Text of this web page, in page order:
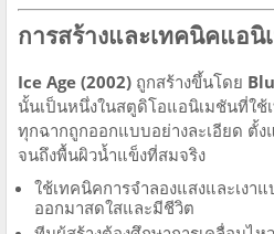
การสร้างและเทคนิคแอนิ
Ice Age (2002) ถูกสร้างขึ้นโดย
นั้นเป็นหนึ่งในสตูดิโอแอนิเมชันที่ใช้
ทุกฉากถูกออกแบบอย่างละเอียด ตั้ง
จนถึงพื้นผิวน้ำแข็งที่สมจริง
ใช้เทคนิคการจำลองแสงและเง
ออกมาสดใสและมีชีวิต